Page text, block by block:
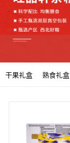
干果礼盒 熟食礼盒